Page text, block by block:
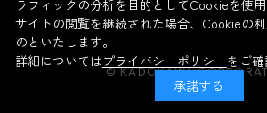
© KADOKAWA
ラフィックの分析を目的としてCookieを使
サイトの閲覧を継続された場合、Cookieの
のといたします。
詳細についてはプライバシーポリシーをご確
承諾する